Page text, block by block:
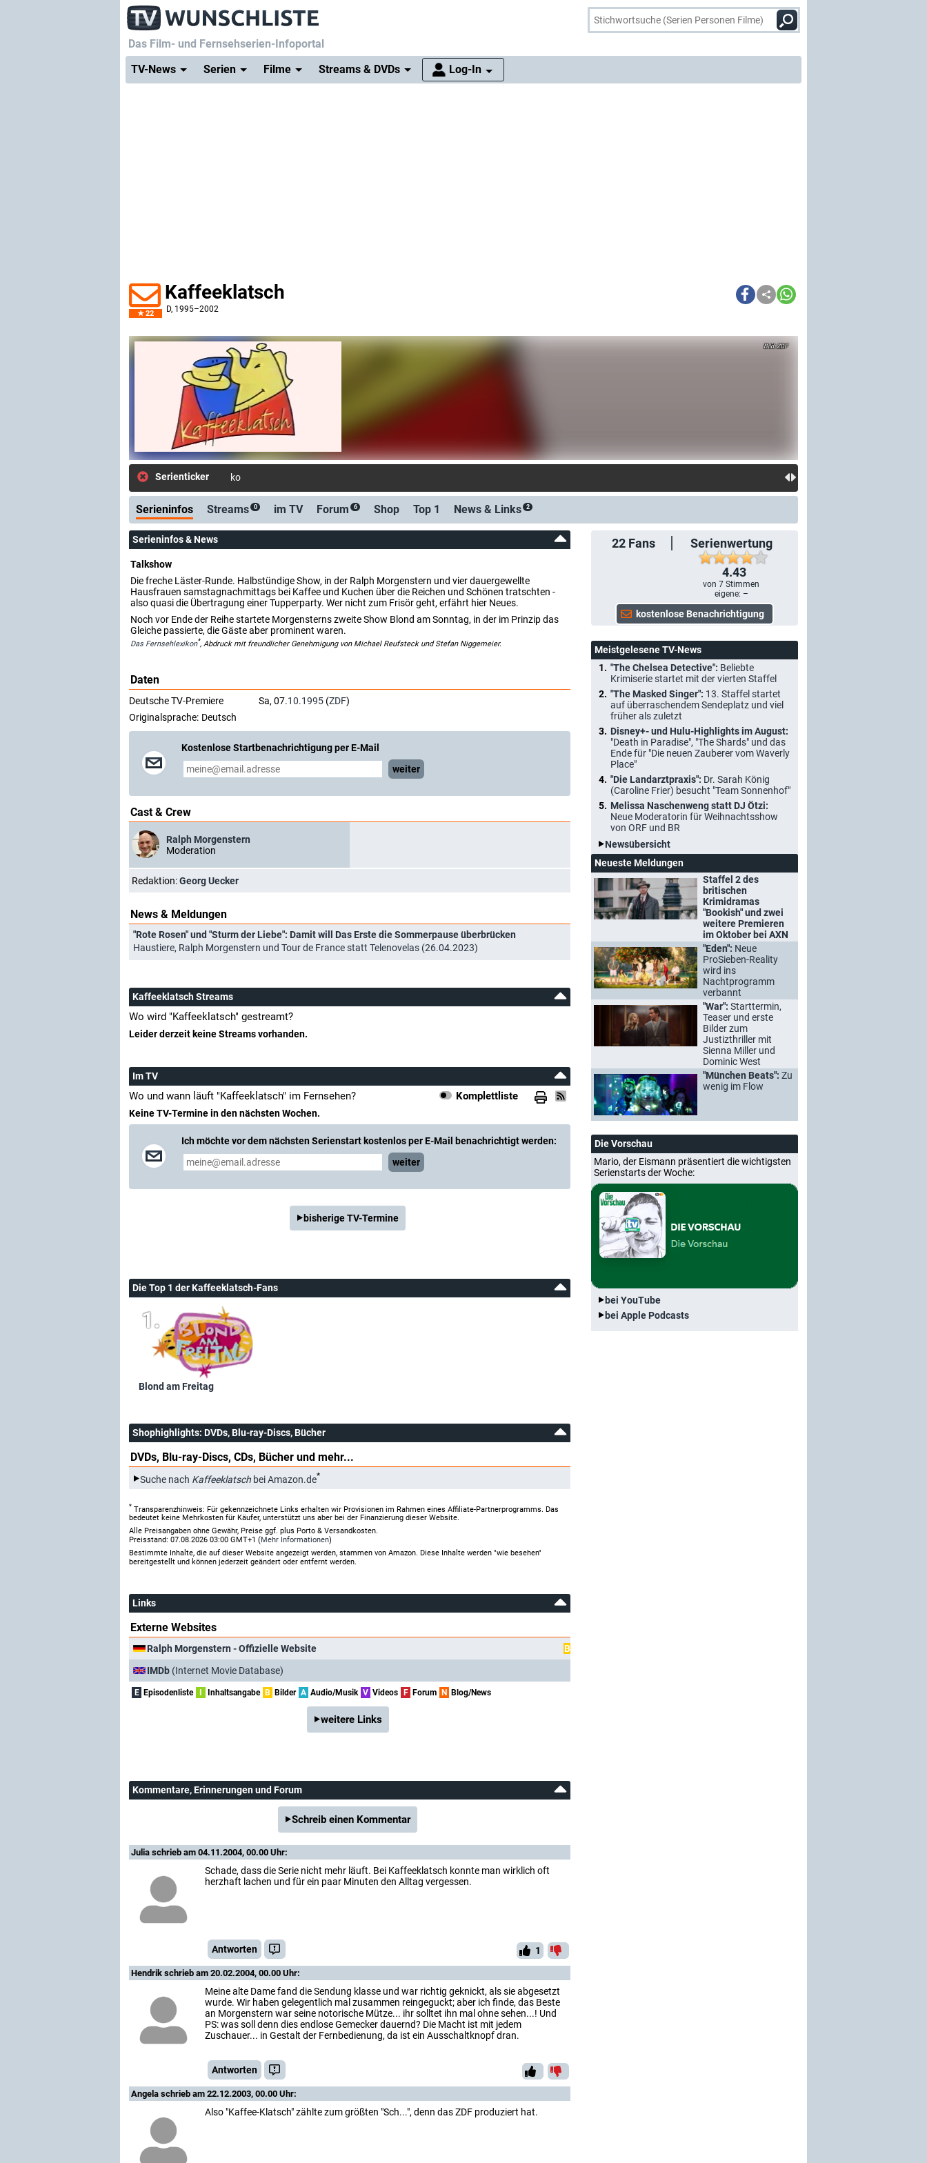
Das Film- und Fernsehserien-Infoportal
TV-News
Serien Filme Streams & DVDs Log-In
22
Kaffeeklatsch
D, 1995–2002
ZDF
Serienticker kostenlose E-Mail-Benachrichtigu
Serieninfos Streams 0 im TV Forum 6 Shop Top 1 News & Links 2
22 Fans
Serienwertung
4.43
von7 Stimmen
eigene: –
Serieninfos & News
Talkshow
Die freche Läster-Runde. Halbstündige Show, in der Ralph Morgenstern und vier dauergewellte
Hausfrauen samstagnachmittags bei Kaffee und Kuchen über die Reichen und Schönen tratschten -
also quasi die Übertragung einer Tupperparty. Wer nicht zum Frisör geht, erfährt hier Neues.
Noch vor Ende der Reihe startete Morgensterns zweite Show Blond am Sonntag, in der im Prinzip das
Gleiche passierte, die Gäste aber prominent waren.
Das Fernsehlexikon*, Abdruck mit freundlicher Genehmigung von Michael Reufsteck und Stefan Niggemeier.
Daten
Deutsche TV-Premiere Sa, 07.10.1995 (ZDF)
Originalsprache: Deutsch
Kostenlose Startbenachrichtigung per E-Mail
weiter
Cast & Crew
Ralph Morgenstern
Moderation
Redaktion:Georg Uecker
News & Meldungen
"Rote Rosen" und "Sturm der Liebe": Damit will Das Erste die Sommerpause überbrücken
Haustiere, Ralph Morgenstern und Tour de France statt Telenovelas (26.04.2023)
Kaffeeklatsch Streams
Wo wird "Kaffeeklatsch" gestreamt?
Leider derzeit keine Streams vorhanden.
Im TV
Wo und wann läuft "Kaffeeklatsch" im Fernsehen? Komplettliste
Keine TV-Termine in den nächsten Wochen.
Ich möchte vor dem nächsten Serienstart kostenlos per E-Mail benachrichtigt werden:
weiter
bisherige TV-Termine
Die Top 1 der Kaffeeklatsch-Fans
Blond am Freitag
Shophighlights: DVDs, Blu-ray-Discs, Bücher
DVDs, Blu-ray-Discs, CDs, Bücher und mehr...
Suche nach Kaffeeklatsch bei Amazon.de*
* Transparenzhinweis: Für gekennzeichnete Links erhalten wir Provisionen im Rahmen eines Affiliate-Partnerprogramms. Das
bedeutet keine Mehrkosten für Käufer, unterstützt uns aber bei der Finanzierung dieser Website.
Alle Preisangaben ohne Gewähr, Preise ggf. plus Porto & Versandkosten.
Preisstand: 07.08.2026 03:00 GMT+1 (Mehr Informationen)
Bestimmte Inhalte, die auf dieser Website angezeigt werden, stammen von Amazon. Diese Inhalte werden "wie besehen"
bereitgestellt und können jederzeit geändert oder entfernt werden.
Links
Externe Websites
Ralph Morgenstern - Offizielle Website
B
IMDb (Internet Movie Database)
E Episodenliste Inhaltsangabe B Bilder A Audio/Musik V Videos F Forum N Blog/News
weitere Links
Kommentare, Erinnerungen und Forum
Schreib einen Kommentar
Julia schrieb am 04.11.2004, 00.00 Uhr:
Schade, dass die Serie nicht mehr läuft. Bei Kaffeeklatsch konnte man wirklich oft
herzhaft lachen und für ein paar Minuten den Alltag vergessen.
Antworten 1
Hendrik schrieb am 20.02.2004, 00.00 Uhr:
Meine alte Dame fand die Sendung klasse und war richtig geknickt, als sie abgesetzt
wurde. Wir haben gelegentlich mal zusammen reingeguckt; aber ich finde, das Beste
an Morgenstern war seine notorische Mütze... ihr solltet ihn mal ohne sehen...! Und
PS: was soll denn dies endlose Gemecker dauernd? Die Macht ist mit jedem
Zuschauer... in Gestalt der Fernbedienung, da ist ein Ausschaltknopf dran.
Antworten
Angela schrieb am 22.12.2003, 00.00 Uhr:
Also "Kaffee-Klatsch" zählte zum größten "Sch...", denn das ZDF produziert hat.
Meistgelesene TV-News
"The Chelsea Detective": Beliebte
Krimiserie startet mit der vierten Staffel
"The Masked Singer": 13. Staffel startet
auf überraschendem Sendeplatz und viel
früher als zuletzt
Disney+- und Hulu-Highlights im August:
"Death in Paradise", "The Shards" und das
Ende für "Die neuen Zauberer vom Waverly
Place"
"Die Landarztpraxis": Dr. Sarah König
(Caroline Frier) besucht "Team Sonnenhof"
Melissa Naschenweng statt DJ Ötzi:
Neue Moderatorin für Weihnachtsshow
von ORF und BR
Newsübersicht
Neueste Meldungen
Staffel 2 des
britischen
Krimidramas
"Bookish" und zwei
weitere Premieren
im Oktober bei AXN
"Eden": Neue
ProSieben-Reality
wird ins
Nachtprogramm
verbannt
"War": Starttermin,
Teaser und erste
Bilder zum
Justizthriller mit
Sienna Miller und
Dominic West
"München Beats": Zu
wenig im Flow
Die Vorschau
Mario, der Eismann präsentiert die wichtigsten
Serienstarts der Woche:
bei YouTube
bei Apple Podcasts